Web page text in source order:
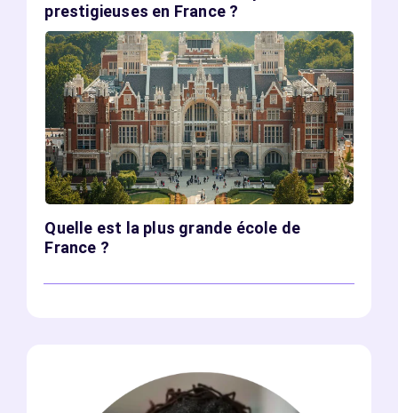
prestigieuses en France ?
Quelle est la plus grande école de
France ?